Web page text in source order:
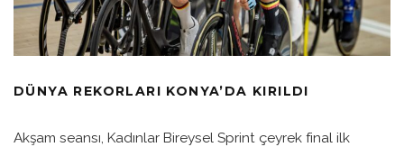
DÜNYA REKORLARI KONYA’DA KIRILDI
Akşam seansı, Kadınlar Bireysel Sprint çeyrek final ilk